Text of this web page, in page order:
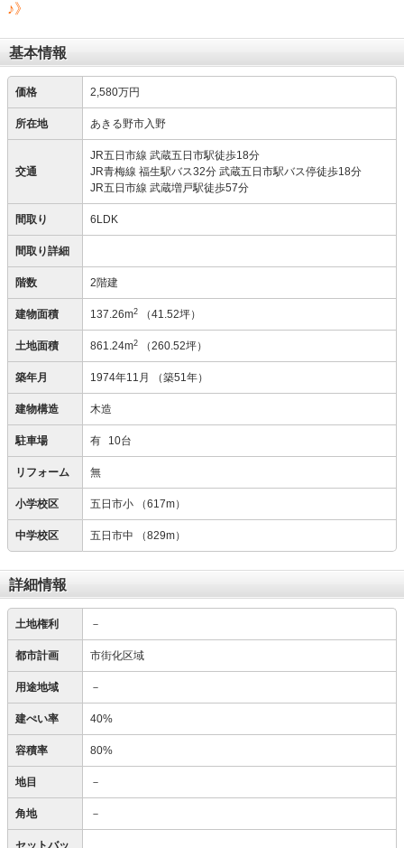
♪》
基本情報
価格 2,580万円
所在地 あきる野市入野
交通
JR五日市線 武蔵五日市駅徒歩18分
JR青梅線 福生駅バス32分 武蔵五日市駅バス停徒歩18分
JR五日市線 武蔵増戸駅徒歩57分
間取り 6LDK
間取り詳細
階数 2階建
建物面積 137.26m2 （41.52坪）
土地面積 861.24m2 （260.52坪）
築年月 1974年11月 （築51年）
建物構造 木造
駐車場 有 10台
リフォーム 無
小学校区 五日市小 （617m）
中学校区 五日市中 （829m）
詳細情報
土地権利 －
都市計画 市街化区域
用途地域 －
建ぺい率 40%
容積率 80%
地目 －
角地 －
セットバッ